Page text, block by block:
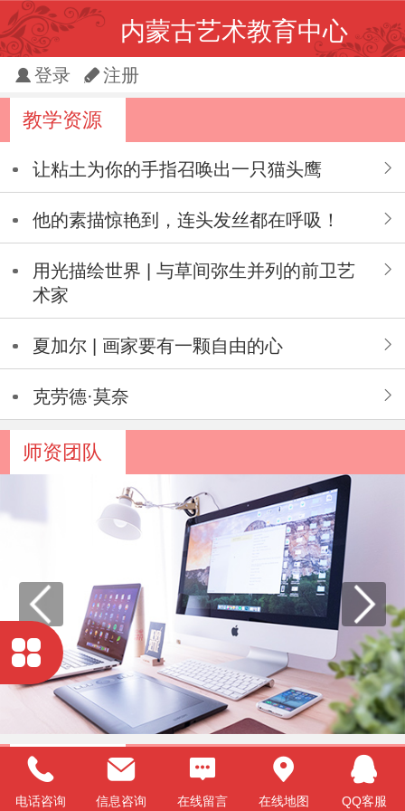
内蒙古艺术教育中心
登录 注册
教学资源
让粘土为你的手指召唤出一只猫头鹰
他的素描惊艳到，连头发丝都在呼吸！
用光描绘世界 | 与草间弥生并列的前卫艺
术家
夏加尔 | 画家要有一颗自由的心
克劳德·莫奈
师资团队
图文展示
电话咨询 信息咨询 在线留言 在线地图 QQ客服